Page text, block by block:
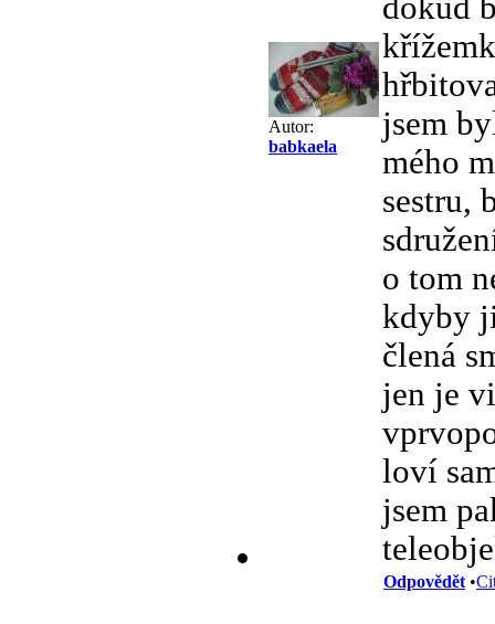
Autor:
babkaela
jsem
mého
sestru,
o tom
kdyby
člená
jen je
loví
jsem
Odpovědět •